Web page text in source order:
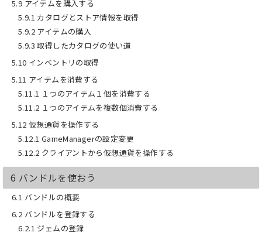
Ｑ．PlayFab をまったく知らないのです
ら図を多めに使用して解説しているの
Ｑ．本書を最後までやるとゲームが完成
しますか？
ということはありません。本書で学んだ
ことを、ご自身のゲームに組み込んでく
5.9 アイテムを購入する
5.9.1 カタログとストア情報を取得
5.9.2 アイテムの購入
5.9.3 取得したカタログの使い道
5.10 インベントリの取得
5.11 アイテムを消費する
5.11.1 １つのアイテム１個を消費する
5.11.2 １つのアイテムを複数個消費する
5.12 仮想通貨を操作する
5.12.1 GameManagerの設定変更
5.12.2 クライアントから仮想通貨を操作する
6 バンドルを使おう
6.1 バンドルの概要
6.2 バンドルを登録する
6.2.1 ジェムの登録